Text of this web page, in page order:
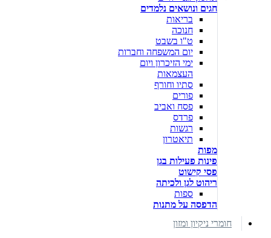
חגים ונושאים נלמדים
בריאות
חנוכה
ט"ו בשבט
יום המשפחה וחברות
ימי הזיכרון ויום
העצמאות
סתיו וחורף
פורים
פסח ואביב
פרדס
רגשות
תיאטרון
מפות
פינות פעילות בגן
פסי קישוט
ריהוט לגן ולכיתה
ספות
הדפסה על מתנות
חומרי ניקיון ומזון